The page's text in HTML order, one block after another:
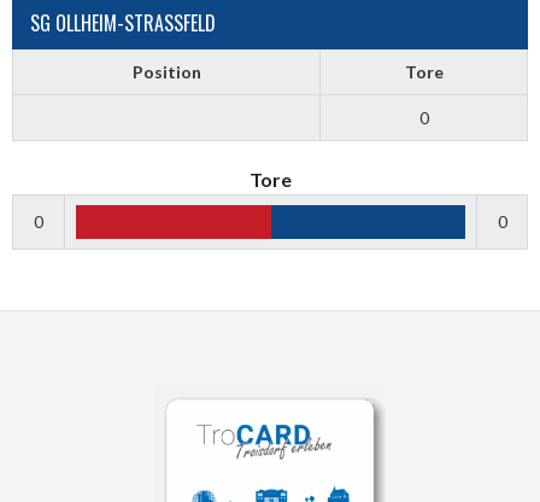
SG OLLHEIM-STRASSFELD
Position Tore
0
Tore
0 0